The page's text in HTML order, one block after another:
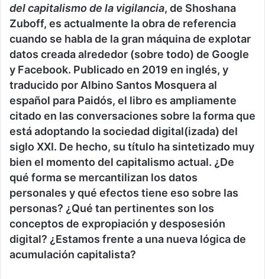
del capitalismo de la vigilancia, de Shoshana
Zuboff, es actualmente la obra de referencia
cuando se habla de la gran máquina de explotar
datos creada alrededor (sobre todo) de Google
y Facebook. Publicado en 2019 en inglés, y
traducido por Albino Santos Mosquera al
español para Paidós, el libroes ampliamente
citado en las conversaciones sobre la forma que
está adoptando la sociedad digital(izada) del
siglo XXI. De hecho, su título ha sintetizado muy
bien el momento del capitalismoactual. ¿De
qué forma se mercantilizan los datos
personales y qué efectos tiene eso sobre las
personas? ¿Qué tan pertinentes son los
conceptos de expropiación y desposesión
digital? ¿Estamos frente a una nueva lógica de
acumulación capitalista?